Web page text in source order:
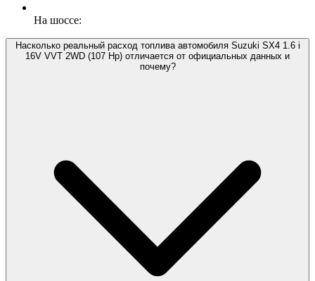
На шоссе:
Насколько реальный расход топлива автомобиля Suzuki SX4 1.6 i
16V VVT 2WD (107 Hp) отличается от официальных данных и
почему?